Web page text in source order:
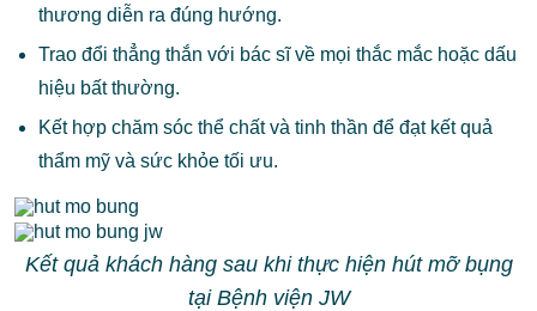
thương diễn ra đúng hướng.
Trao đổi thẳng thắn với bác sĩ về mọi thắc mắc hoặc dấu
hiệu bất thường.
Kết hợp chăm sóc thể chất và tinh thần để đạt kết quả
thẩm mỹ và sức khỏe tối ưu.
Kết quả khách hàng sau khi thực hiện hút mỡ bụng
tại Bệnh viện JW